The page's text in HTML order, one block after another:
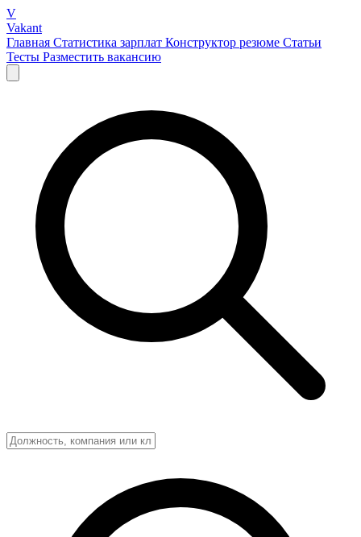
V
Vakant
Главная Статистика зарплат Конструктор резюме Статьи
Тесты Разместить вакансию